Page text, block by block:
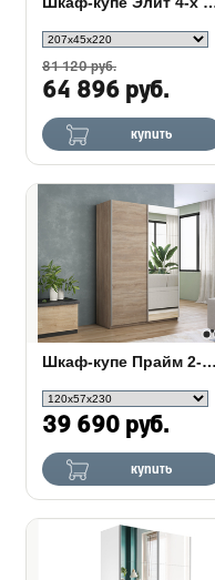
81 120 руб.
64 896 руб.
купить
Шкаф-купе Прайм 2-х дверный (ЛДСП, зеркало)
39 690 руб.
купить